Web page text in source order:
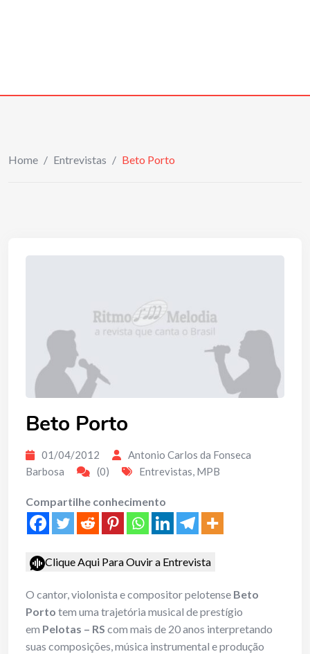
Home / Entrevistas / Beto Porto
Beto Porto
01/04/2012
Antonio Carlos da Fonseca
Barbosa
(0) Entrevistas, MPB
Compartilhe conhecimento
Clique Aqui Para Ouvir a Entrevista
O cantor, violonista e compositor pelotense Beto
Porto tem uma trajetória musical de prestígio
em Pelotas – RS com mais de 20 anos interpretando
suas composições, música instrumental e produção